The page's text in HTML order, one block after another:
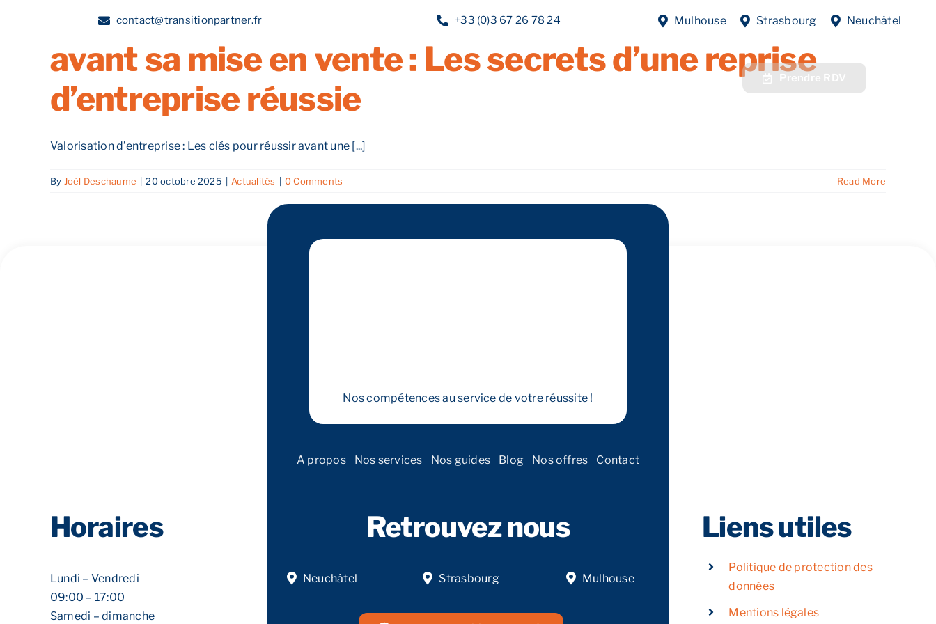
contact@transitionpartner.fr +33 (0)3 67 26 78 24 Mulhouse Strasbourg Neuchâtel
Comment maximiser la valeur de votre entreprise
avant sa mise en vente : Les secrets d’une reprise
d’entreprise réussie
Valorisation d’entreprise : Les clés pour réussir avant une [...]
By Joël Deschaume 20 octobre 2025 Actualités 0 Comments Read More
Nos compétences au service de votre réussite !
A propos Nos services Nos guides Blog Nos offres Contact
Horaires
Lundi – Vendredi
09:00 – 17:00
Samedi – dimanche
Retrouvez nous
Neuchâtel Strasbourg Mulhouse
Liens utiles
Politique de protection des
données
Mentions légales